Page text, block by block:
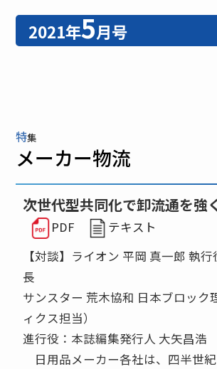
2021年5月号
特集
メーカー物流
次世代型共同化で卸流通を強
PDF
テキスト
【対談】ライオン 平岡 真一郎 執
長
サンスター 荒木協和 日本ブロック
ィクス担当）
進行役：本誌編集発行人 大矢昌浩
日用品メーカー各社は、四半世